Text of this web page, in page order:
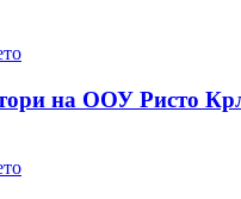
на ООУ Ристо